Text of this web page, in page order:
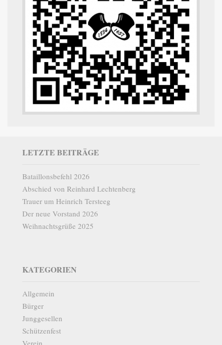
LETZTE BEITRÄGE
Bataillonsbefehl 2026
Abschied von Reinhard Lechtenberg
Trauer um Heinrich Tersteeg
Der neue Vorstand 2026
Weihnachtsgrüße 2025
KATEGORIEN
Allgemein
Bürger
Junggesellen
Schützenfest